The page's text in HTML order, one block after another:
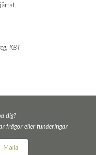
KBT
dig?
frågor eller funderingar
Maila